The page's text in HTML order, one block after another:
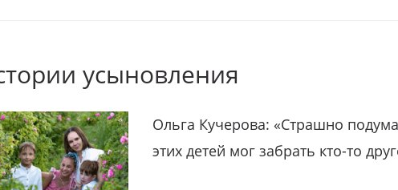
усыновления
Ольга Кучерова: «Страшно
этих детей мог забрать кто-то